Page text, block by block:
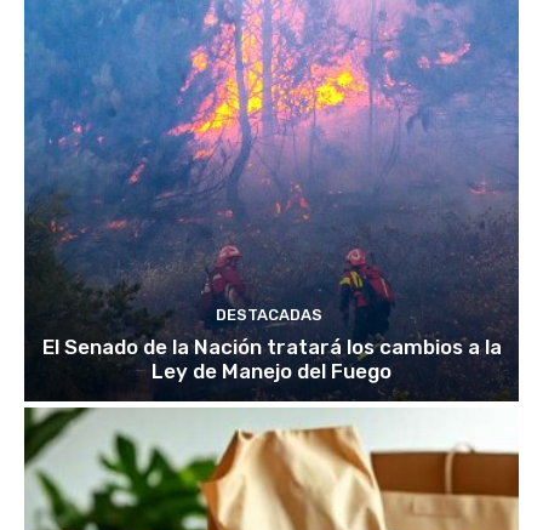
DESTACADAS
El Senado de la Nación tratará los cambios a la
Ley de Manejo del Fuego